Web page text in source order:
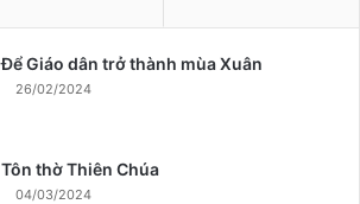
Để Giáo dân trở thành mùa Xuân
26/02/2024
Tôn thờ Thiên Chúa
04/03/2024